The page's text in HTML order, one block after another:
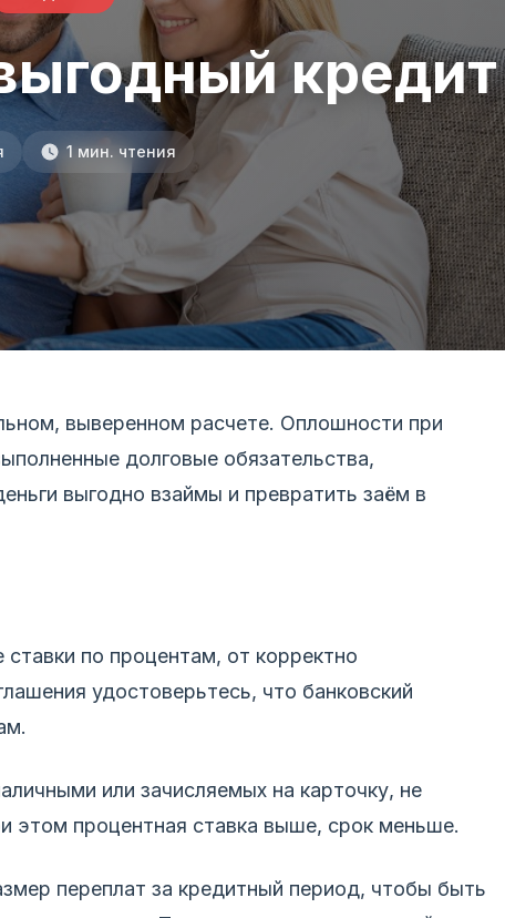
кредит
1 мин. чтения
выверенном расчете. Оплошности при
долговые обязательства,
выгодно взаймы и превратить заём в
по процентам, от корректно
удостоверьтесь, что банковский
или зачисляемых на карточку, не
этом процентная ставка выше, срок меньше.
переплат за кредитный период, чтобы быть